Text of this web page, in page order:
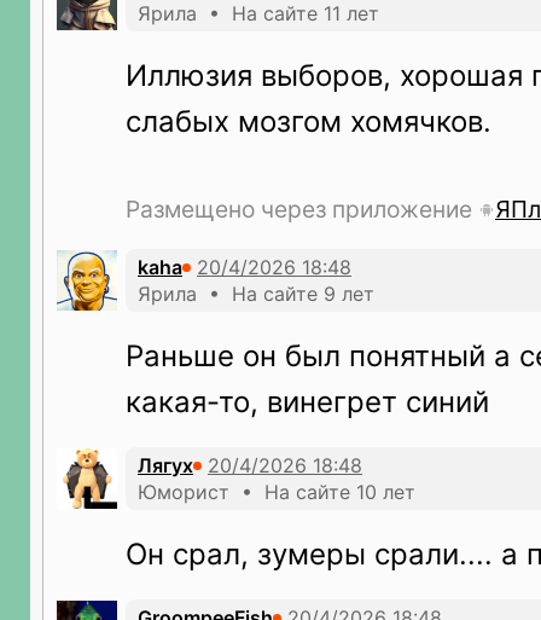
Ярила • На сайте 11 лет
Иллюзия выборов, хорошая
слабых мозгом хомячков.
Размещено через приложение
kaha
Ярила • На сайте 9 лет
Раньше он был понятный а
какая-то, винегрет синий
Лягух
Юморист • На сайте 10 лет
Он срал, зумеры срали.... а